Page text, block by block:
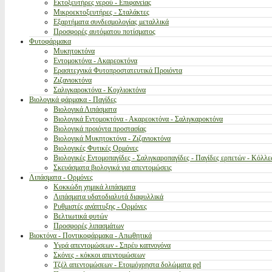
Εκτοξευτήρες νερού - Επιφανείας
Μικροεκτοξευτήρες - Σταλάκτες
Εξαρτήματα συνδεσμολογίας μεταλλικά
Προσφορές αυτόματου ποτίσματος
Φυτοφάρμακα
Μυκητοκτόνα
Εντομοκτόνα - Ακαρεοκτόνα
Ερασιτεχνικά Φυτοπροστατευτικά Προιόντα
Ζιζανιοκτόνα
Σαλιγκαροκτόνα - Κοχλιοκτόνα
Βιολογικά φάρμακα - Παγίδες
Βιολογικά Λιπάσματα
Βιολογικά Εντομοκτόνα - Ακαρεοκτόνα - Σαλιγκαροκτόνα
Βιολογικά προιόντα προστασίας
Βιολογικά Μυκητοκτόνα - Ζιζανιοκτόνα
Βιολογικές Φυτικές Ορμόνες
Βιολογικές Εντομοπαγίδες - Σαλιγκαροπαγίδες - Παγίδες ερπετών -
Σκευάσματα βιολογικά για απεντομώσεις
Λιπάσματα - Ορμόνες
Κοκκώδη χημικά λιπάσματα
Λιπάσματα υδατοδιαλυτά διαφυλλικά
Ρυθμιστές ανάπτυξης - Ορμόνες
Βελτιωτικά φυτών
Προσφορές λιπασμάτων
Βιοκτόνα - Ποντικοφάρμακα - Απωθητικά
Υγρά απεντομώσεων - Σπρέυ καπνογόνα
Σκόνες - κόκκοι απεντομώσεων
Τζέλ απεντομώσεων - Ετοιμόχρηστα δολώματα gel